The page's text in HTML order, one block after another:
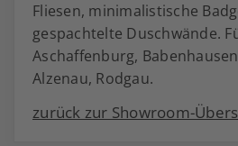
Fliesen, minimalistische
gespachtelte Duschwände.
Aschaffenburg,
Alzenau, Rodgau.
zurück zur Showroom-